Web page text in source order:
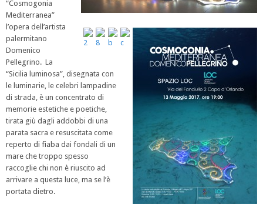
“Cosmogonia
Mediterranea”
l’opera dell’artista
palermitano
Domenico
Pellegrino. La
“Sicilia luminosa”, disegnata con
le luminarie, le celebri lampadine
di strada, è un concentrato di
memorie estetiche e poetiche,
tirata giù dagli addobbi di una
parata sacra e resuscitata come
reperto di fiaba dai fondali di un
mare che troppo spesso
raccoglie chi non è riuscito ad
arrivare a questa luce, ma se l’è
portata dietro.